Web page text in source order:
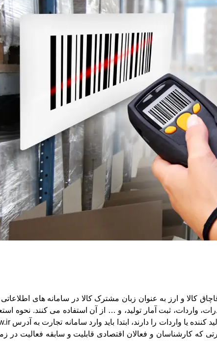
کالا و ارز به عنوان زبان مشترک کالا در سامانه های
واردات، ثبت آمار تولید، و … از آن استفاده می کنند. نحوه
کارشناسان و فعالان اقتصادی قابلیت و سابقه فعالیت در زمینه